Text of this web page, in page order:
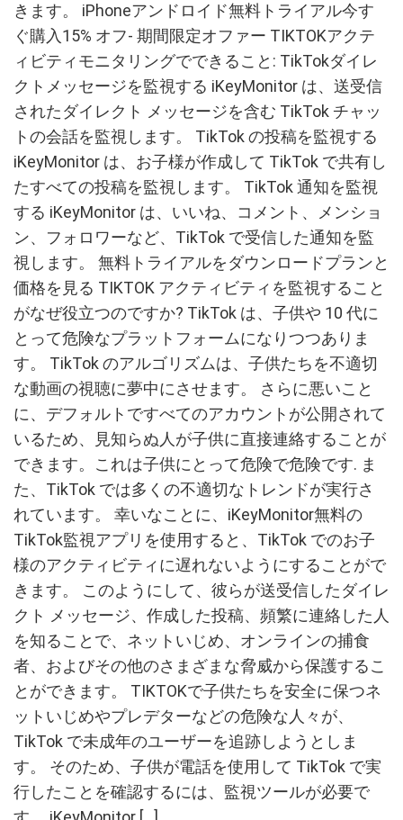
きます。 iPhoneアンドロイド無料トライアル今す
ぐ購入15% オフ- 期間限定オファー TIKTOKアクテ
ィビティモニタリングでできること: TikTokダイレ
クトメッセージを監視する iKeyMonitor は、送受信
されたダイレクト メッセージを含む TikTok チャッ
トの会話を監視します。 TikTok の投稿を監視する
iKeyMonitor は、お子様が作成して TikTok で共有し
たすべての投稿を監視します。 TikTok 通知を監視
する iKeyMonitor は、いいね、コメント、メンショ
ン、フォロワーなど、TikTok で受信した通知を監
視します。 無料トライアルをダウンロードプランと
価格を見る TIKTOK アクティビティを監視すること
がなぜ役立つのですか? TikTok は、子供や 10 代に
とって危険なプラットフォームになりつつありま
す。 TikTok のアルゴリズムは、子供たちを不適切
な動画の視聴に夢中にさせます。 さらに悪いこと
に、デフォルトですべてのアカウントが公開されて
いるため、見知らぬ人が子供に直接連絡することが
できます。これは子供にとって危険で危険です. ま
た、TikTok では多くの不適切なトレンドが実行さ
れています。 幸いなことに、iKeyMonitor無料の
TikTok監視アプリを使用すると、TikTok でのお子
様のアクティビティに遅れないようにすることがで
きます。 このようにして、彼らが送受信したダイレ
クト メッセージ、作成した投稿、頻繁に連絡した人
を知ることで、ネットいじめ、オンラインの捕食
者、およびその他のさまざまな脅威から保護するこ
とができます。 TIKTOKで子供たちを安全に保つネ
ットいじめやプレデターなどの危険な人々が、
TikTok で未成年のユーザーを追跡しようとしま
す。 そのため、子供が電話を使用して TikTok で実
行したことを確認するには、監視ツールが必要で